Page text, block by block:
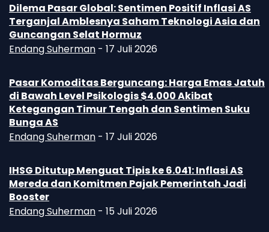
Dilema Pasar Global: Sentimen Positif Inflasi AS
Terganjal Amblesnya Saham Teknologi Asia dan
Guncangan Selat Hormuz
Endang Suherman - 17 Juli 2026
Pasar Komoditas Berguncang: Harga Emas Jatuh
di Bawah Level Psikologis $4.000 Akibat
Ketegangan Timur Tengah dan Sentimen Suku
Bunga AS
Endang Suherman - 17 Juli 2026
IHSG Ditutup Menguat Tipis ke 6.041: Inflasi AS
Mereda dan Komitmen Pajak Pemerintah Jadi
Booster
Endang Suherman - 15 Juli 2026